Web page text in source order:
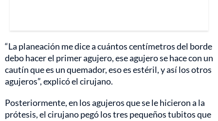
“La planeación me dice a cuántos centímetros del borde
debo hacer el primer agujero, ese agujero se hace con un
cautín que es un quemador, eso es estéril, y así los otros
agujeros”, explicó el cirujano.
Posteriormente, en los agujeros que se le hicieron a la
prótesis, el cirujano pegó los tres pequeños tubitos que